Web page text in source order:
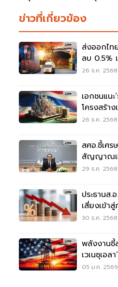
ข่าวที่เกี่ยวข้อง
ส่งออกไท
ลบ 0.5%
พิษ
26 ธ.ค.
เอกชนแนะ
โครงสร้า
สูง
26 ธ.ค.
สศอ.ชี้เศ
สัญญาณเ
ตัวสูง
29 ธ.ค.
ประธานส.
เสี่ยงเข้า
30 ธ.ค. 2568
พลังงานชี้
เวเนซุเอล
สั้น
05 ม.ค.